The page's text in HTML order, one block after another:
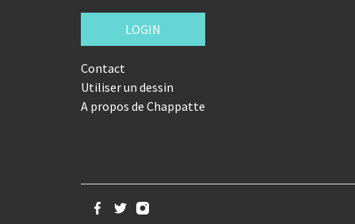
LOGIN
Contact
Utiliser un dessin
A propos de Chappatte